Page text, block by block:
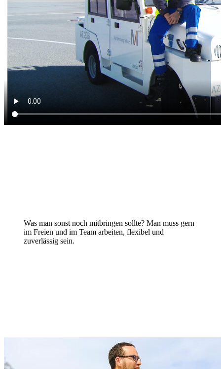
Was man sonst noch mitbringen sollte? Man muss gern
im Freien und im Team arbeiten, flexibel und
zuverlässig sein.